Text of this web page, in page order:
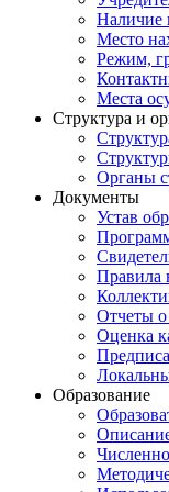
Наличие
Место
Режим,
Места
Структура и
Органы
Документы
Устав
Правила
Отчеты о
Оценка
Образование